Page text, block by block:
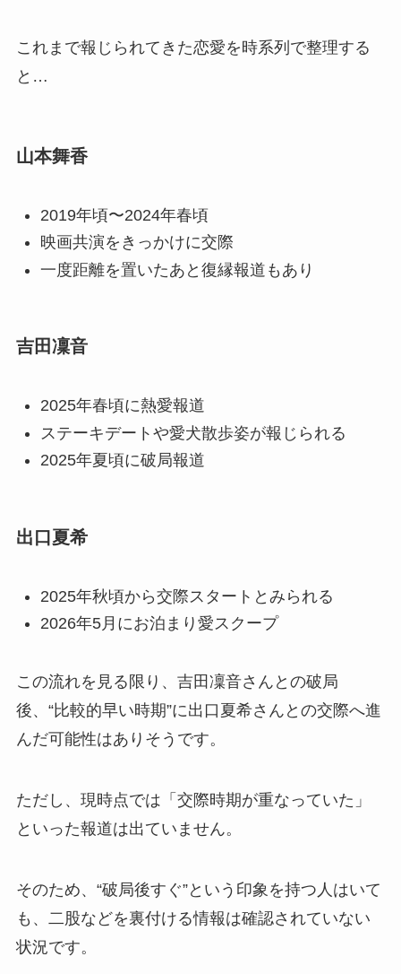
これまで報じられてきた恋愛を時系列で整理する
と…
山本舞香
2019年頃〜2024年春頃
映画共演をきっかけに交際
一度距離を置いたあと復縁報道もあり
吉田凜音
2025年春頃に熱愛報道
ステーキデートや愛犬散歩姿が報じられる
2025年夏頃に破局報道
出口夏希
2025年秋頃から交際スタートとみられる
2026年5月にお泊まり愛スクープ
この流れを見る限り、吉田凜音さんとの破局
後、“比較的早い時期”に出口夏希さんとの交際へ進
んだ可能性はありそうです。
ただし、現時点では「交際時期が重なっていた」
といった報道は出ていません。
そのため、“破局後すぐ”という印象を持つ人はいて
も、二股などを裏付ける情報は確認されていない
状況です。